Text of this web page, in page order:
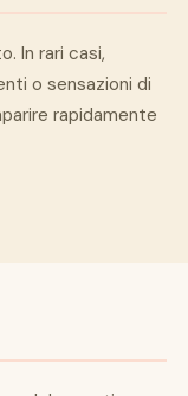
In rari casi,
o sensazioni di
rapidamente